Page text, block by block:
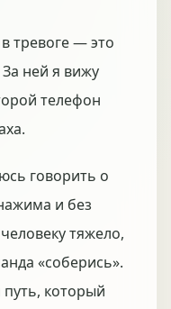
тревоге — это
ней я вижу
телефон
говорить о
и без
тяжело,
«соберись».
который